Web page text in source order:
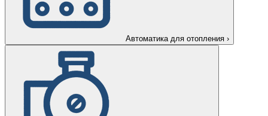
Автоматика для отопления ›